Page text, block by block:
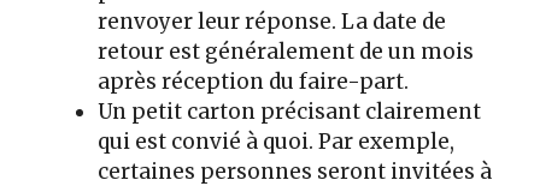
renvoyer leur réponse. La date de
retour est généralement de un mois
après réception du faire-part.
Un petit carton précisant clairement
qui est convié à quoi. Par exemple,
certaines personnes seront invitées à